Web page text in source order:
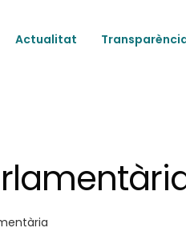
Actualitat